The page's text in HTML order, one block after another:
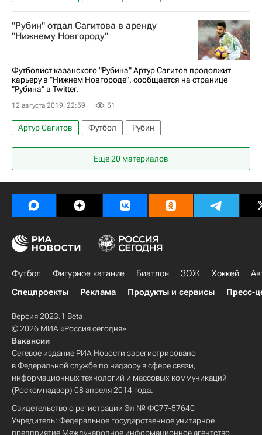
"Рубин" отдал Сагитова в аренду
"Нижнему Новгороду"
Футболист казанского "Рубина" Артур Сагитов продолжит
карьеру в "Нижнем Новгороде", сообщается на странице
"Рубина" в Twitter.
12 августа 2019, 22:59 51
Артур Сагитов Футбол Рубин
Еще 20 материалов
Футбол Фигурное катание Биатлон ЗОЖ Хоккей
Спецпроекты
Реклама Продукты и сервисы Пресс-
Версия 2023.1 Beta
© 2026 МИА «Россия сегодня»
Вакансии
Сетевое издание РИА Новости зарегистрировано
в Федеральной службе по надзору в сфере связи,
информационных технологий и массовых коммуникаций
(Роскомнадзор) 08 апреля 2014 года.
Свидетельство о регистрации Эл № ФС77-57640
Учредитель: Федеральное государственное унитарное
предприятие Международное информационное агентство